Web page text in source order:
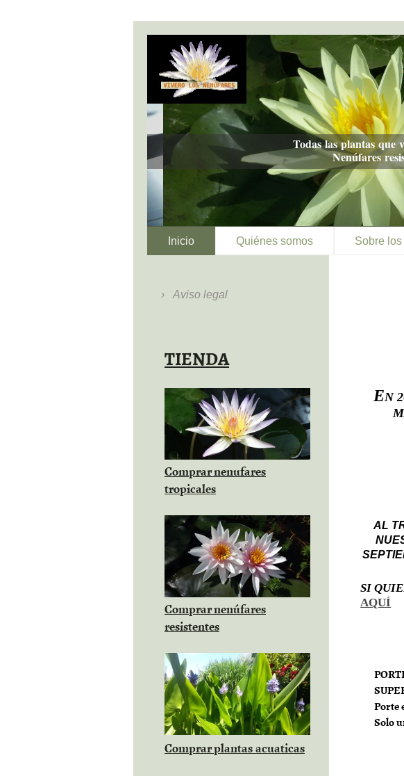
Todas las plantas que
Nenúfares
Inicio Quiénes somos Sobre
EN
AL
SI
AQUÍ
Porte
Solo
Aviso legal
TIENDA
Comprar nenufares
tropicales
Comprar nenúfares
resistentes
Comprar plantasacuaticas